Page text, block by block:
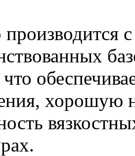
хорошую